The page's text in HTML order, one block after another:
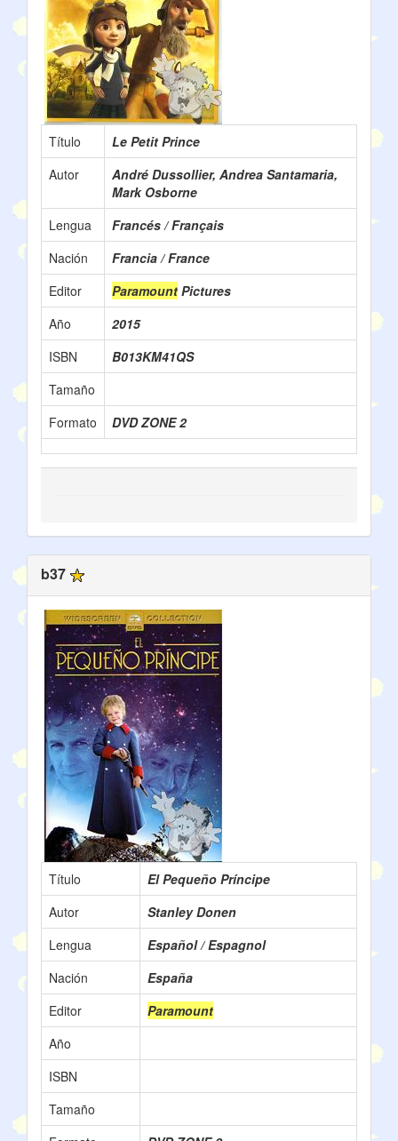
Título
Le Petit Prince
Autor
André Dussollier, Andrea Santamaria,
Mark Osborne
Lengua
Francés / Français
Nación
Francia / France
Editor
Paramount Pictures
Año
2015
ISBN
B013KM41QS
Tamaño
Formato
DVD ZONE 2
b37
Título
El Pequeño Príncipe
Autor
Stanley Donen
Lengua
Español / Espagnol
Nación
España
Editor
Paramount
Año
ISBN
Tamaño